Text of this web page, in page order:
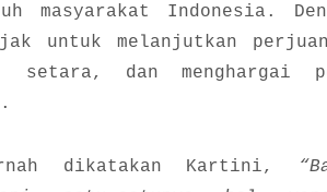
masyarakat Indonesia.
melanjutkan
dan menghargai
dikatakan Kartini,